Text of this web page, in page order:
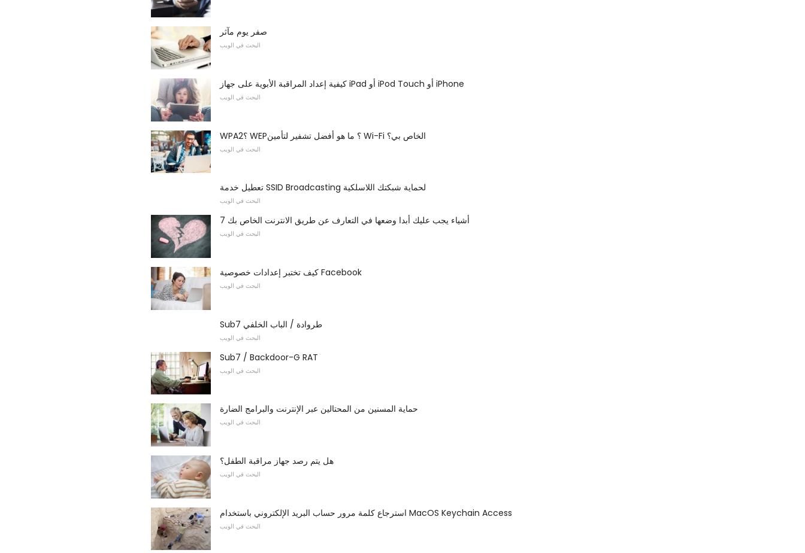
صفر يوم مآثر
البحث في الويب
كيفية إعداد المراقبة الأبوية على جهاز iPad أو iPod Touch أو iPhone
البحث في الويب
WPA2؟ WEP؟ ما هو أفضل تشفير لتأمين Wi-Fi الخاص بي؟
البحث في الويب
تعطيل خدمة SSID Broadcasting لحماية شبكتك اللاسلكية
البحث في الويب
7 أشياء يجب عليك أبدا وضعها في التعارف عن طريق الانترنت الخاص بك
البحث في الويب
كيف تختبر إعدادات خصوصية Facebook
البحث في الويب
Sub7 طروادة / الباب الخلفي
البحث في الويب
Sub7 / Backdoor-G RAT
البحث في الويب
حماية المسنين من المحتالين عبر الإنترنت والبرامج الضارة
البحث في الويب
هل يتم رصد جهاز مراقبة الطفل؟
البحث في الويب
استرجاع كلمة مرور حساب البريد الإلكتروني باستخدام MacOS Keychain Access
البحث في الويب